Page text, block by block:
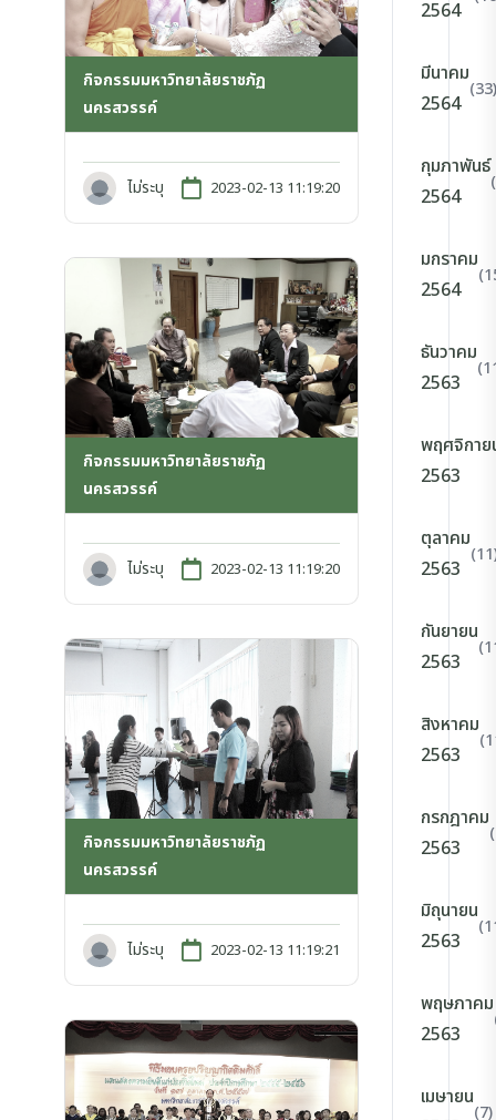
กิจกรรมมหาวิทยาลัยราชภัฏ
นครสวรรค์
ไม่ระบุ 2023-02-13 11:19:20
กิจกรรมมหาวิทยาลัยราชภัฏ
นครสวรรค์
ไม่ระบุ 2023-02-13 11:19:20
กิจกรรมมหาวิทยาลัยราชภัฏ
นครสวรรค์
ไม่ระบุ 2023-02-13 11:19:21
2564
มีนาคม
2564
(33)
กุมภาพันธ์
2564
มกราคม
2564
ธันวาคม
2563
พฤศจิกาย
2563
ตุลาคม
2563
กันยายน
2563
สิงหาคม
2563
กรกฎาคม
2563
มิถุนายน
2563
พฤษภาคม
2563
เมษายน
(7)